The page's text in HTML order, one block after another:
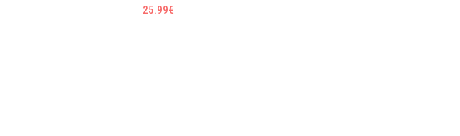
25.99€